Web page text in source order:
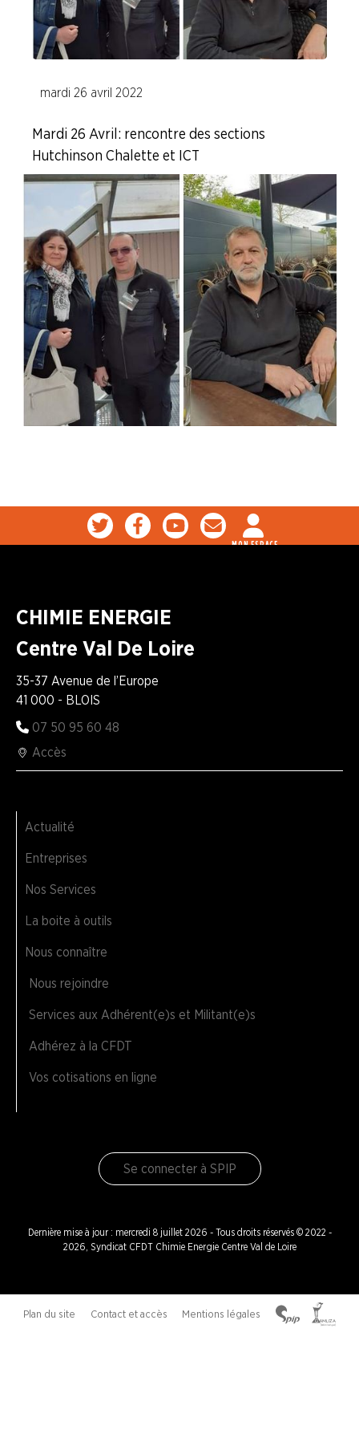
ENTREPRISES
SERVICES
NOUS
CONNAÎTRE
LA
OUTILS
AGENDA
Pourquoi
adhérer ?
mardi 26 avril 2022
Mardi 26 Avril : rencontre des sections
Hutchinson Chalette et ICT
MON ESPACE
CHIMIE ENERGIE
Centre Val De Loire
35-37 Avenue de l’Europe
41 000 - BLOIS
07 50 95 60 48
Accès
Actualité
Entreprises
Nos Services
La boite à outils
Nous connaître
Nous rejoindre
Services aux Adhérent(e)s et Militant(e)s
Adhérez à la CFDT
Vos cotisations en ligne
Se connecter à SPIP
Dernière mise à jour : mercredi 8 juillet 2026 - Tous droits réservés © 2022 -
2026, Syndicat CFDT Chimie Energie Centre Val de Loire
Plan du site Contact et accès Mentions légales